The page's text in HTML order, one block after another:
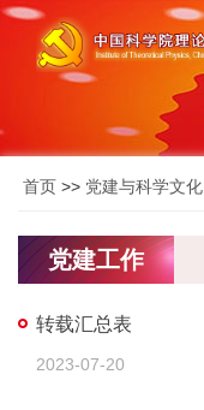
首页 >> 党建与科学文化
党建工作
转载汇总表
2023-07-20